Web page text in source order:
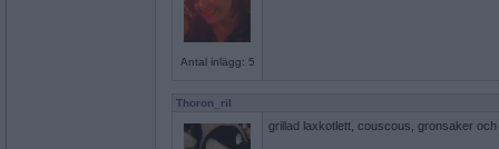
Antal inlägg: 5
Thoron_ril
grillad laxkotlett, couscous, gronsaker